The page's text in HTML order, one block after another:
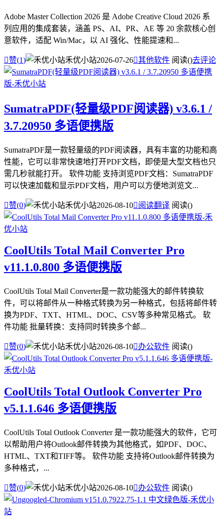
Adobe Master Collection 2026 是 Adobe Creative Cloud 2026 系
列应用的集成套装，涵盖 PS、AI、PR、AE 等 20 余款核心创
意软件，适配 Win/Mac，以 AI 强化、性能提速和...
赞(1) 禾优小站2026-07-26其他软件 阅读()去评论
SumatraPDF(轻量级PDF阅读器) v3.6.1 /
3.7.20950 多语便携版
SumatraPDF是一款轻量级的PDF阅读器，具有丰富的功能和高
性能，它可以非常快速地打开PDF文档，即使是大型文档也只
需几秒就能打开。 软件功能 支持浏览PDF文档：SumatraPDF
可以快速加载和显示PDF文档，用户可以方便地浏览文...
赞(0) 禾优小站2026-08-10阅读翻译 阅读()
CoolUtils Total Mail Converter Pro
v11.1.0.800 多语便携版
CoolUtils Total Mail Converter是一款功能强大的邮件转换软
件，可以将邮件从一种格式转换为另一种格式，包括将邮件转
换为PDF、TXT、HTML、DOC、CSV等多种常见格式。 软
件功能 批量转换：支持同时转换多个邮...
赞(0) 禾优小站2026-08-10办公软件 阅读()
CoolUtils Total Outlook Converter Pro
v5.1.1.646 多语便携版
CoolUtils Total Outlook Converter 是一款功能强大的软件，它可
以帮助用户将Outlook邮件转换为其他格式，如PDF、DOC、
HTML、TXT和TIFF等。 软件功能 支持将Outlook邮件转换为
多种格式，...
赞(0) 禾优小站2026-08-10办公软件 阅读()